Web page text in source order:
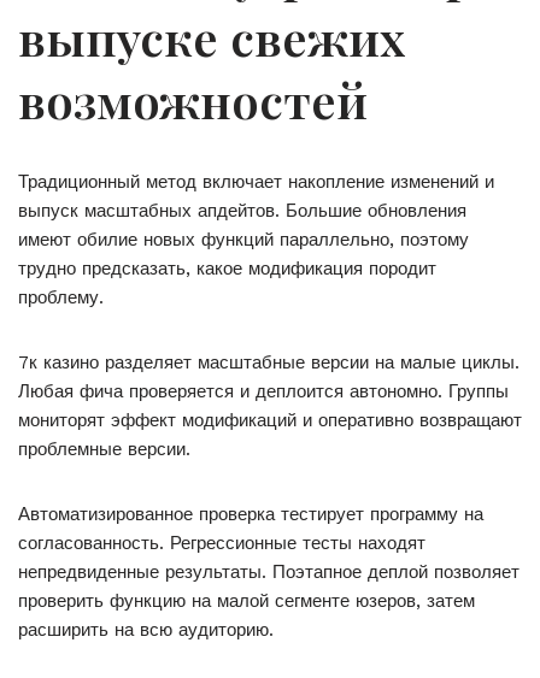
выпуске свежих
возможностей
Традиционный метод включает накопление изменений и
выпуск масштабных апдейтов. Большие обновления
имеют обилие новых функций параллельно, поэтому
трудно предсказать, какое модификация породит
проблему.
7к казино разделяет масштабные версии на малые циклы.
Любая фича проверяется и деплоится автономно. Группы
мониторят эффект модификаций и оперативно возвращают
проблемные версии.
Автоматизированное проверка тестирует программу на
согласованность. Регрессионные тесты находят
непредвиденные результаты. Поэтапное деплой позволяет
проверить функцию на малой сегменте юзеров, затем
расширить на всю аудиторию.